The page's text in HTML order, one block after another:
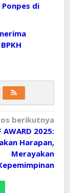
di
berikutnya
AWARD 2025:
Harapan,
Merayakan